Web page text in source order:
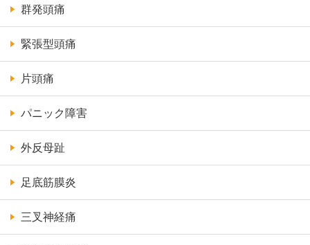
群発頭痛
緊張型頭痛
片頭痛
パニック障害
外反母趾
足底筋膜炎
三叉神経痛